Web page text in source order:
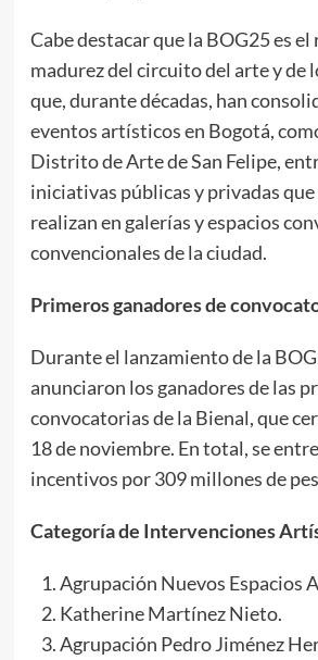
Cabe destacar que la BOG25 es
madurez del circuito del arte y de
que, durante décadas, han
eventos artísticos en Bogotá,
Distrito de Arte de San Felipe,
iniciativas públicas y privadas
realizan en galerías y espacios
convencionales de la ciudad.
Primeros ganadores de
Durante el lanzamiento de la
anunciaron los ganadores de las
convocatorias de la Bienal, que
18 de noviembre. En total, se
incentivos por 309 millones de
Categoría de Intervenciones
Agrupación Nuevos Espacios
Katherine Martínez Nieto.
Agrupación Pedro Jiménez